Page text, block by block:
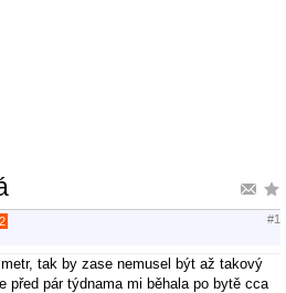
#1
tak by zase nemusel být až takový
pár týdnama mi běhala po bytě cca